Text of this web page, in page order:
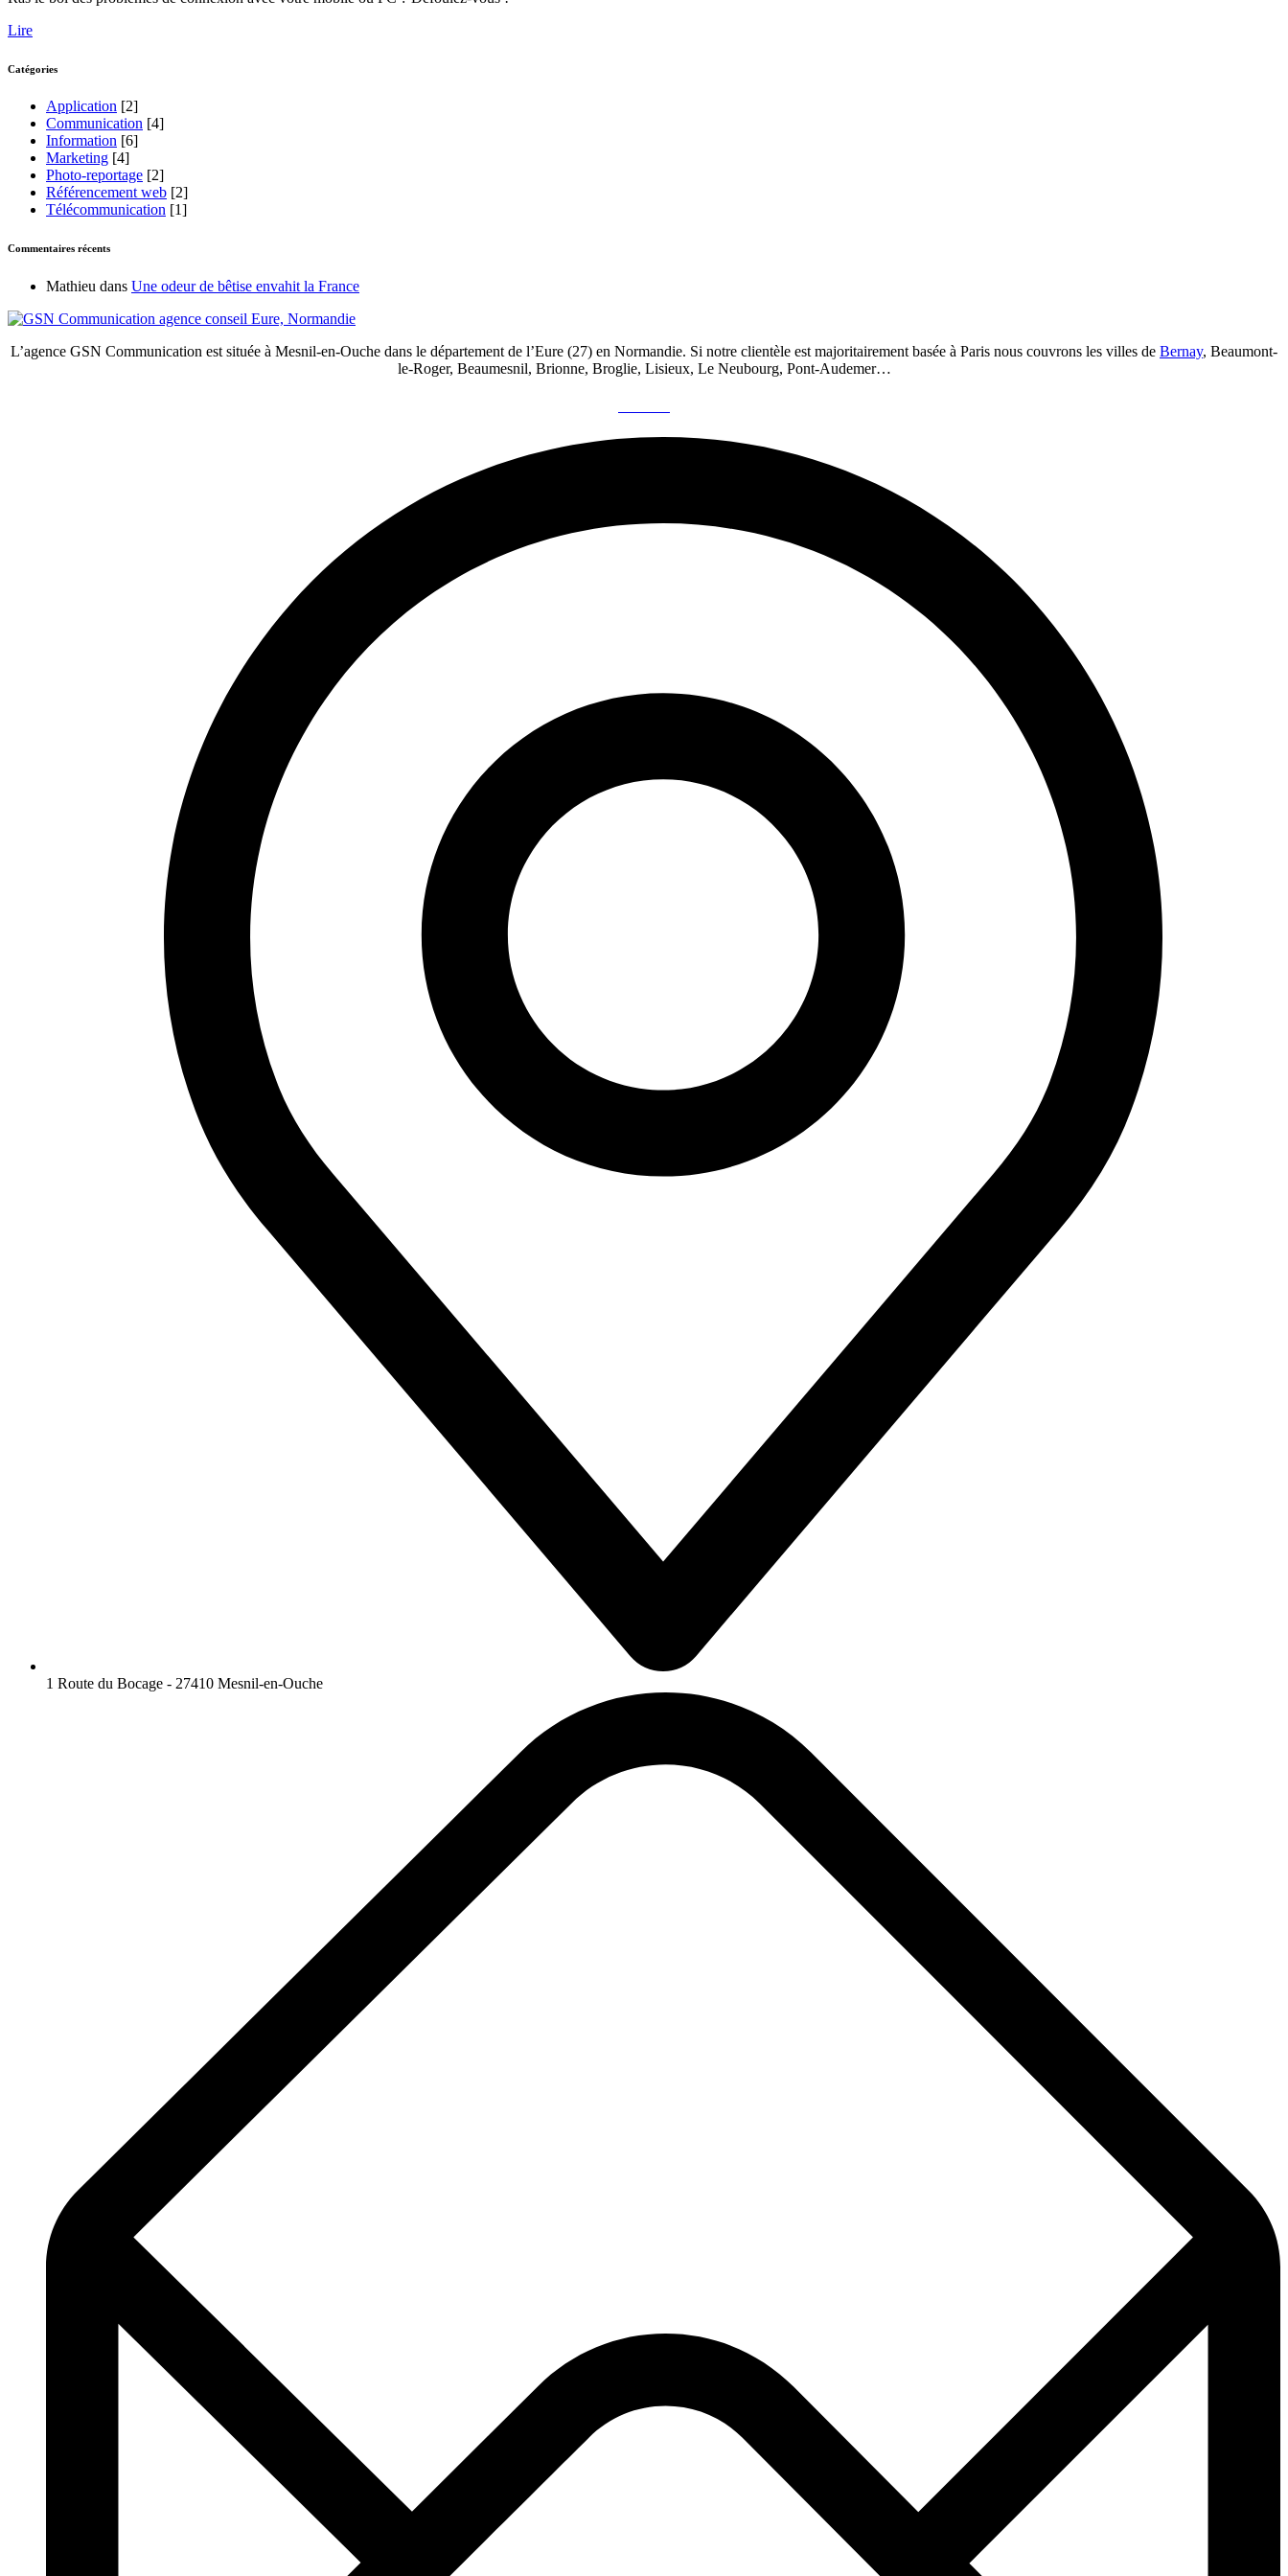
Lire
Catégories
Application [2]
Communication [4]
Information [6]
Marketing [4]
Photo-reportage [2]
Référencement web [2]
Télécommunication [1]
Commentaires récents
Mathieu dans Une odeur de bêtise envahit la France
L’agence GSN Communication est située à Mesnil-en-Ouche dans le département de l’Eure (27) en Normandie. Si notre clientèle est majoritairement basée à Paris nous couvrons les villes de Bernay, Beaumont-
le-Roger, Beaumesnil, Brionne, Broglie, Lisieux, Le Neubourg, Pont-Audemer…
1 Route du Bocage - 27410 Mesnil-en-Ouche